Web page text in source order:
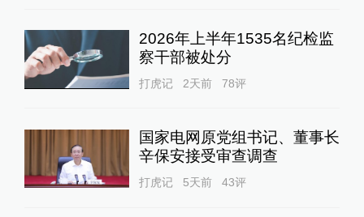
2026年上半年1535名纪检监
察干部被处分
打虎记 2天前 78评
国家电网原党组书记、董事长
辛保安接受审查调查
打虎记 5天前 43评